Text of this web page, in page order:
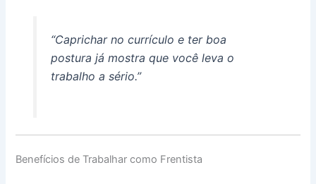
“Caprichar no currículo e ter boa
postura já mostra que você leva o
trabalho a sério.”
Benefícios de Trabalhar como Frentista